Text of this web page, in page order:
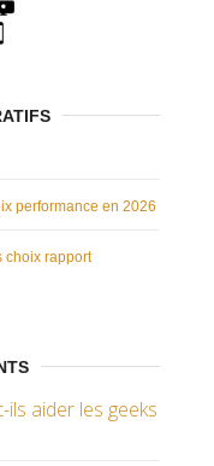
performance en 2026
choix rapport
aider les geeks